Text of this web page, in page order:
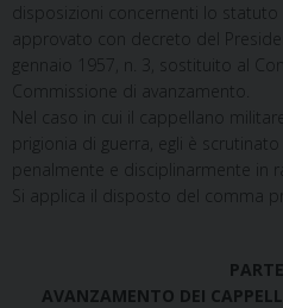
disposizioni concernenti lo statuto
approvato con decreto del
gennaio 1957, n. 3, sostituito al
Commissione di avanzamento.
Nel caso in cui il cappellano
prigionia di guerra, egli è
penalmente e disciplinarmente in
Si applica il disposto del comma
AVANZAMENTO DEI